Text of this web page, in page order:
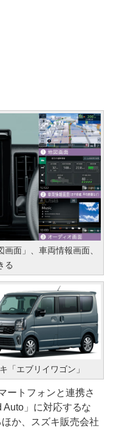
面」、車両情報画面、
る
「エブリイワゴン」
ートフォンと連携さ
」に対応するな
か、スズキ販売会社